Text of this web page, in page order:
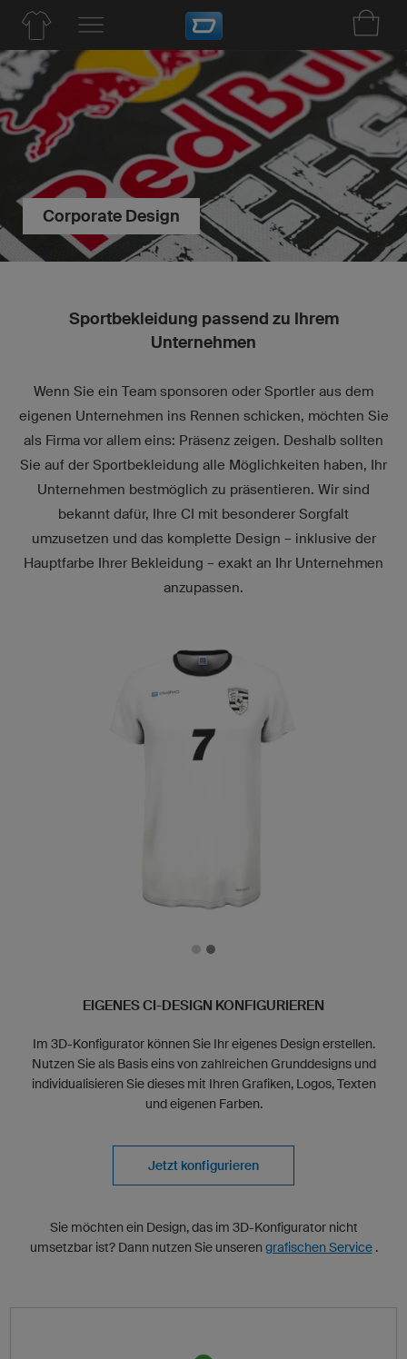
Corporate Design
Sportbekleidung passend zu Ihrem
Unternehmen
Wenn Sie ein Team sponsoren oder Sportler aus dem
eigenen Unternehmen ins Rennen schicken, möchten Sie
als Firma vor allem eins: Präsenz zeigen. Deshalb sollten
Sie auf der Sportbekleidung alle Möglichkeiten haben, Ihr
Unternehmen bestmöglich zu präsentieren. Wir sind
bekannt dafür, Ihre CI mit besonderer Sorgfalt
umzusetzen und das komplette Design – inklusive der
Hauptfarbe Ihrer Bekleidung – exakt an Ihr Unternehmen
anzupassen.
EIGENES CI-DESIGN KONFIGURIEREN
Im 3D-Konfigurator können Sie Ihr eigenes Design erstellen.
Nutzen Sie als Basis eins von zahlreichen Grunddesigns und
individualisieren Sie dieses mit Ihren Grafiken, Logos, Texten
und eigenen Farben.
Jetzt konfigurieren
Sie möchten ein Design, das im 3D-Konfigurator nicht
umsetzbar ist? Dann nutzen Sie unseren grafischen Service.